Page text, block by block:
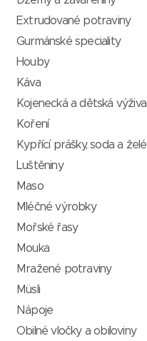
Extrudované potraviny
Gurmánské speciality
Houby
Káva
Kojenecká a dětská výživa
Koření
Kypřící prášky, soda a želé
Luštěniny
Maso
Mléčné výrobky
Mořské řasy
Mouka
Mražené potraviny
Müsli
Nápoje
Obilné vločky a obiloviny